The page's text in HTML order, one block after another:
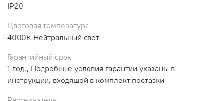
IP20
Цветовая температура
4000К Нейтральный свет
Гарантийный срок
1 год., Подробные условия гарантии указаны в
инструкции, входящей в комплект поставки